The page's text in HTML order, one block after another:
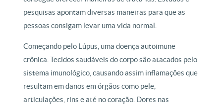
pesquisas apontam diversas maneiras para que as
pessoas consigam levar uma vida normal.
Começando pelo Lúpus, uma doença autoimune
crônica. Tecidos saudáveis do corpo são atacados pelo
sistema imunológico, causando assim inflamações que
resultam em danos em órgãos como pele,
articulações, rins e até no coração. Dores nas